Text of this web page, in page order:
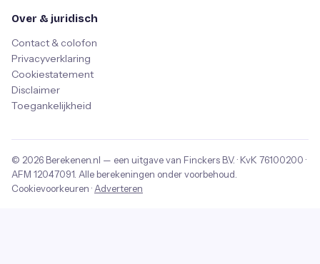
Over & juridisch
Contact & colofon
Privacyverklaring
Cookiestatement
Disclaimer
Toegankelijkheid
© 2026 Berekenen.nl — een uitgave van Finckers B.V. · KvK 76100200 ·
AFM 12047091 . Alle berekeningen onder voorbehoud.
Cookievoorkeuren · Adverteren